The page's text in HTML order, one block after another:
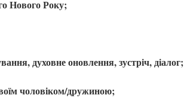
Нового Року;
духовне оновлення, зустріч, діалог;
чоловіком/дружиною;